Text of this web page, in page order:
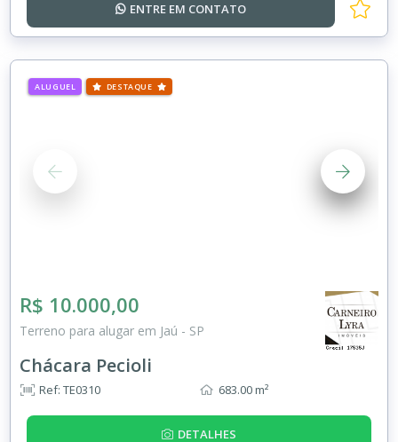
ENTRE EM CONTATO
ALUGUEL DESTAQUE
R$ 10.000,00
Terreno para alugar em Jaú - SP
Chácara Pecioli
Ref: TE0310 683.00 m²
DETALHES